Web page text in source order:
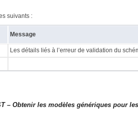
suivants :
Message
Les détails liés à l’erreur de validation du
– Obtenir les modèles génériques pour